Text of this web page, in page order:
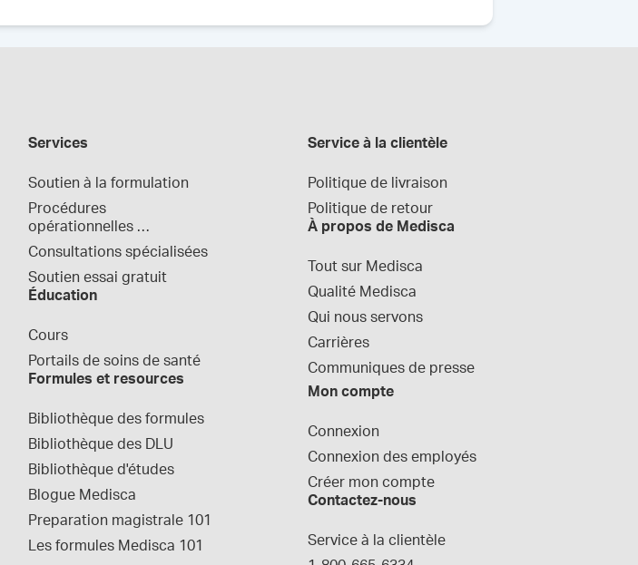
Services
Soutien à la formulation
Procédures
opérationnelles
normalisées
Consultations spécialisées
Soutien essai gratuit
Éducation
Cours
Portails de soins de santé
Formules et resources
Bibliothèque des formules
Bibliothèque des DLU
Bibliothèque d'études
Blogue Medisca
Preparation magistrale 101
Les formules Medisca 101
Service à la clientèle
Politique de livraison
Politique de retour
À propos de Medisca
Tout sur Medisca
Qualité Medisca
Qui nous servons
Carrières
Communiques de presse
Mon compte
Connexion
Connexion des employés
Créer mon compte
Contactez-nous
Service à la clientèle